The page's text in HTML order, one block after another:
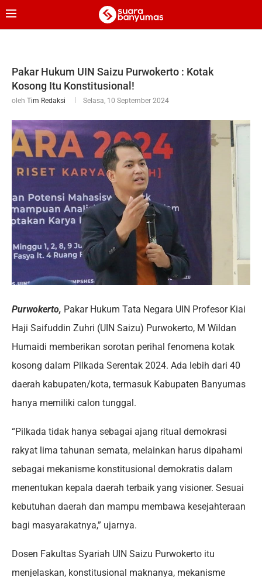
Pakar Hukum UIN Saizu Purwokerto : Kotak
Kosong Itu Konstitusional!
oleh Tim Redaksi Selasa, 10 September 2024
Purwokerto, Pakar Hukum Tata Negara UIN Profesor Kiai
Haji Saifuddin Zuhri (UIN Saizu) Purwokerto, M Wildan
Humaidi memberikan sorotan perihal fenomena kotak
kosong dalam Pilkada Serentak 2024. Ada lebih dari 40
daerah kabupaten/kota, termasuk Kabupaten Banyumas
hanya memiliki calon tunggal.
“Pilkada tidak hanya sebagai ajang ritual demokrasi
rakyat lima tahunan semata, melainkan harus dipahami
sebagai mekanisme konstitusional demokratis dalam
menentukan kepala daerah terbaik yang visioner. Sesuai
kebutuhan daerah dan mampu membawa kesejahteraan
bagi masyarakatnya,” ujarnya.
Dosen Fakultas Syariah UIN Saizu Purwokerto itu
menjelaskan, konstitusional maknanya, mekanisme